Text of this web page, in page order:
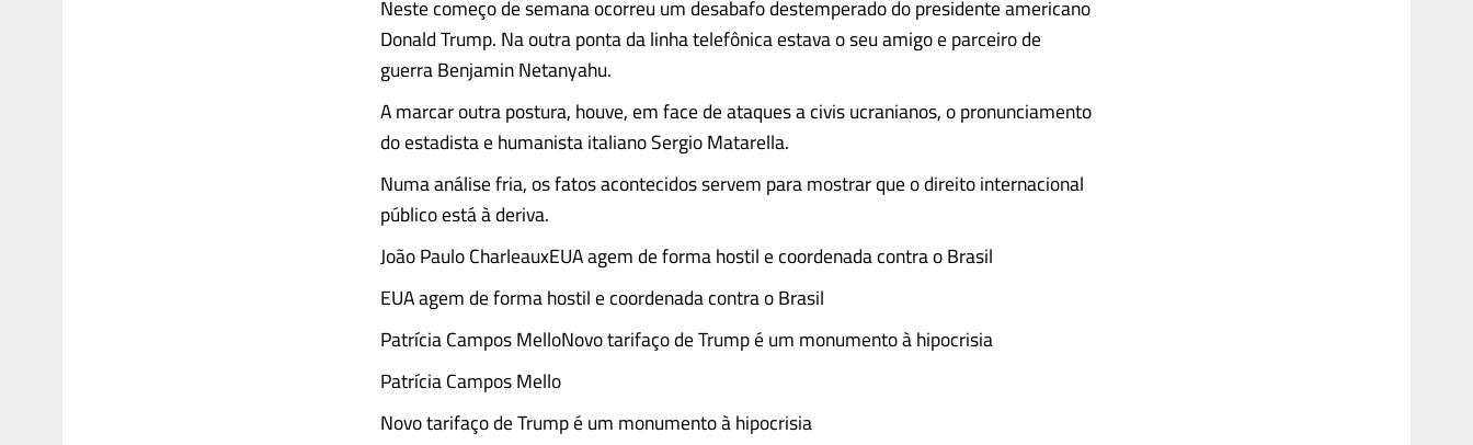
Neste começo de semana ocorreu um desabafo destemperado do presidente americano
Donald Trump. Na outra ponta da linha telefônica estava o seu amigo e parceiro de
guerra Benjamin Netanyahu.
A marcar outra postura, houve, em face de ataques a civis ucranianos, o pronunciamento
do estadista e humanista italiano Sergio Matarella.
Numa análise fria, os fatos acontecidos servem para mostrar que o direito internacional
público está à deriva.
João Paulo CharleauxEUA agem de forma hostil e coordenada contra o Brasil
EUA agem de forma hostil e coordenada contra o Brasil
Patrícia Campos MelloNovo tarifaço de Trump é um monumento à hipocrisia
Patrícia Campos Mello
Novo tarifaço de Trump é um monumento à hipocrisia